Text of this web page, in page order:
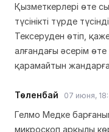
Қызметкерлері өте
түсінікті түрде
Тексеруден өтіп,
алғандағы әсерім
қарамайтын
Төленбай 07 июня,
Гелмо Медке
микроскоп арқылы